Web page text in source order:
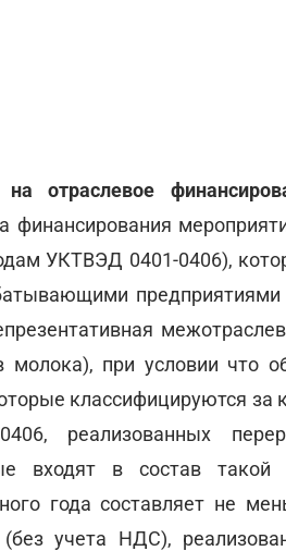
на отраслевое
финансирования
УКТВЭД 0401-0406),
молока), при условии что
классифицируются за
реализованных
входят в состав такой
года составляет не
учета НДС),